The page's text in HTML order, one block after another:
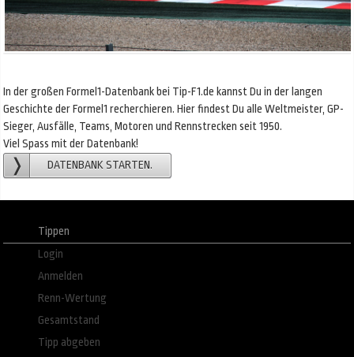
In der großen Formel1-Datenbank bei Tip-F1.de kannst Du in der langen
Geschichte der Formel1 recherchieren. Hier findest Du alle Weltmeister, GP-
Sieger, Ausfälle, Teams, Motoren und Rennstrecken seit 1950.
Viel Spass mit der Datenbank!
DATENBANK STARTEN.
Tippen
Login
Anmelden
Renn-Wertung
Gesamtstand
Tipp abgeben